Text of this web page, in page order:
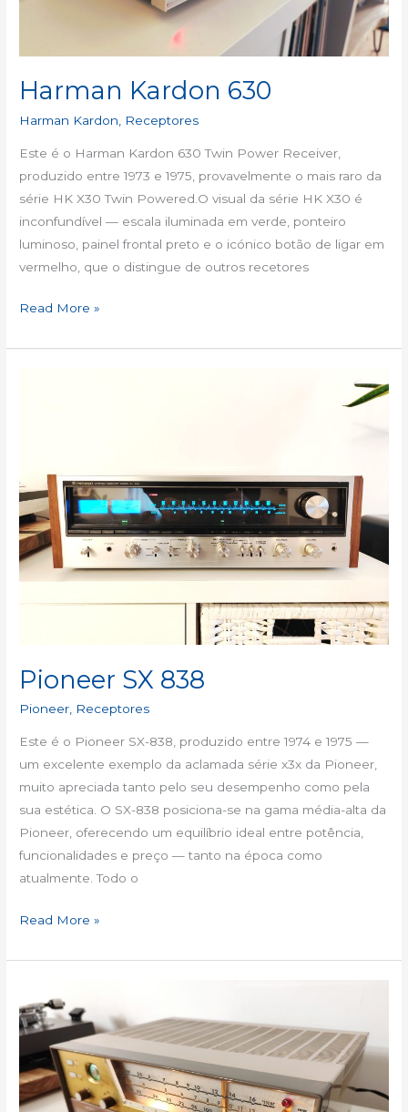
Harman Kardon 630
Harman Kardon Receptores
Este é o Harman Kardon 630 Twin Power Receiver,
produzido entre 1973 e 1975, provavelmente o mais raro da
série HK X30 Twin Powered.O visual da série HK X30 é
inconfundível — escala iluminada em verde, ponteiro
luminoso, painel frontal preto e o icónico botão de ligar em
vermelho, que o distingue de outros recetores
Read More »
Pioneer SX 838
Pioneer, Receptores
Este é o Pioneer SX-838, produzido entre 1974 e 1975 —
um excelente exemplo da aclamada série x3x da Pioneer,
muito apreciada tanto pelo seu desempenho como pela
sua estética. O SX-838 posiciona-se na gama média-alta da
Pioneer, oferecendo um equilíbrio ideal entre potência,
funcionalidades e preço — tanto na época como
atualmente. Todo o
Read More »
FM
R301
Audio
Master